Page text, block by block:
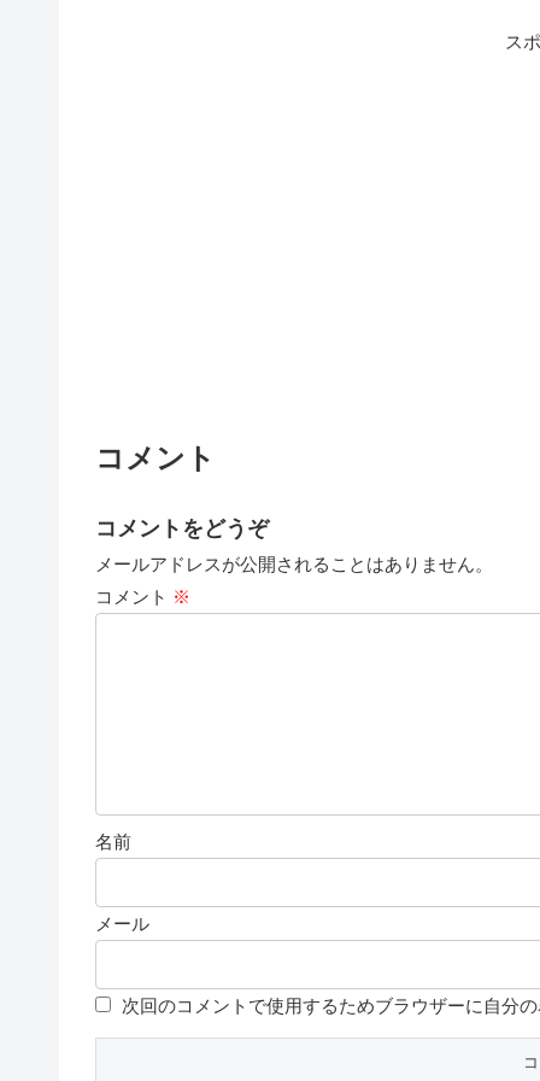
ス
コメント
コメントをどうぞ
メールアドレスが公開されることはありません。
コメント ※
名前
メール
次回のコメントで使用するためブラウザーに自分